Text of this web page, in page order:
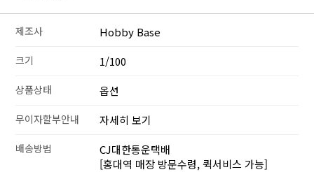
제조사 Hobby Base
크기 1/100
상품상태 옵션
무이자할부안내 자세히 보기
배송방법
CJ대한통운택배
[홍대역 매장 방문수령, 퀵서비스 가능]